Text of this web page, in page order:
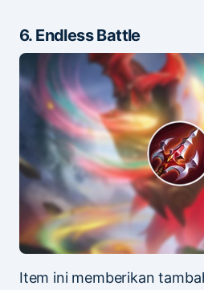
6. Endless Battle
Item ini memberikan